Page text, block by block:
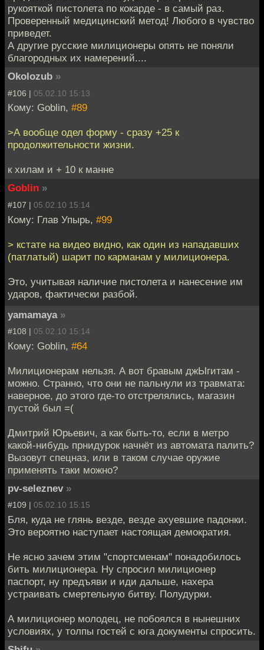
рукояткой пистолета по кокарде - в самый раз.
Проверенный медицинский метод! Любого в чувство
приведет.
А другие русские милиционеры опять не поняли
благородных их намерений....
Okolozub »
#106 | 05.02.10 15:13
Кому: Goblin, #89
>А вообще одел форму - сразу +25 к
продолжительности жизни.
к хилам и + 10 к манне
Goblin »
#107 | 05.02.10 15:14
Кому: Глав Упырь, #99
> кстате на видео видно, как один из нападавших
(патлатый) шарит по карманам у милиционера.
Это, учитывая наличие пистолета и нанесение им
ударов, фактически разбой.
yamamaya »
#108 | 05.02.10 15:14
Кому: Goblin, #64
Милиционерам нельзя. А вот бравым джЫгитам -
можно. Странно, что они не пальнули из травмата:
наверное, до этого где-то отстрелялись, магазин
пустой был =(
Дмитрий Юрьевич, а как быть-то, если в метро
какой-нибудь прнидурок начнёт из автомата палить?
Вызовут спецназ, или в таком случае оружие
применять таки можно?
pv-seleznev »
#109 | 05.02.10 15:15
Бля, куда не глянь везде, везде ахуевшие падонки.
Это вероятно наступает настоящая демократия.
Не ясно зачем этим "спортсменам" понадобилось
бить милиционера. Ну спросил милиционер
паспорт, ну предъяви и иди дальше, нахера
устраивать смертельную битву. Полудурки.
А милиционер молодец, не побоялся в нынешних
условиях, у толпы гостей с юга документы спросить.